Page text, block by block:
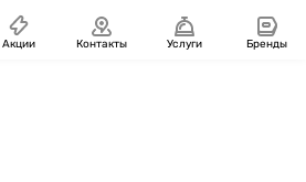
Акции Контакты Услуги Бренды